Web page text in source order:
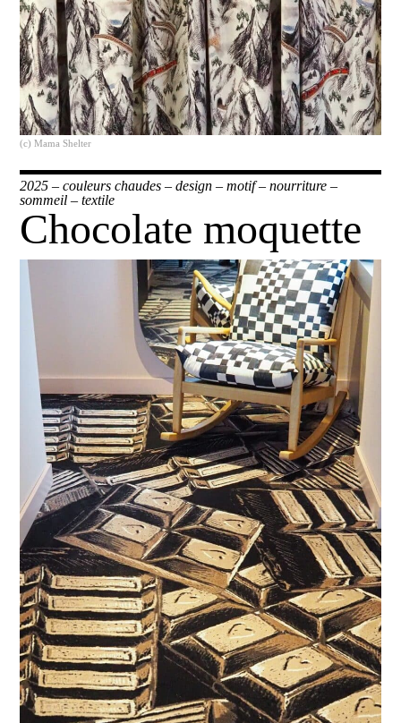
(c) Mama Shelter
2025 –couleurs chaudes –design –motif–nourriture –
sommeil –textile
Chocolate moquette